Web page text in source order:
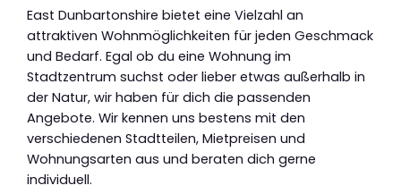
East Dunbartonshire bietet eine Vielzahl an
attraktiven Wohnmöglichkeiten für jeden Geschmack
und Bedarf. Egal ob du eine Wohnung im
Stadtzentrum suchst oder lieber etwas außerhalb in
der Natur, wir haben für dich die passenden
Angebote. Wir kennen uns bestens mit den
verschiedenen Stadtteilen, Mietpreisen und
Wohnungsarten aus und beraten dich gerne
individuell.